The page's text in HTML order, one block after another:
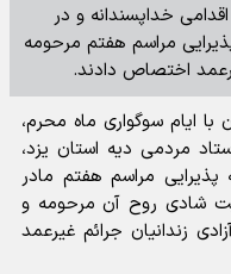
اقدامی خداپسندانه و در
مراسم هفتم مرحومه
اختصاص دادند.
با ایام سوگواری ماه محرم،
مردمی دیه استان یزد،
پذیرایی مراسم هفتم مادر
شادی روح آن مرحومه و
زندانیان جرائم غیرعمد